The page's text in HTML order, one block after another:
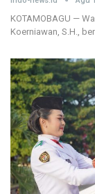
KOTAMOBAGU —
Koerniawan, S.H.,